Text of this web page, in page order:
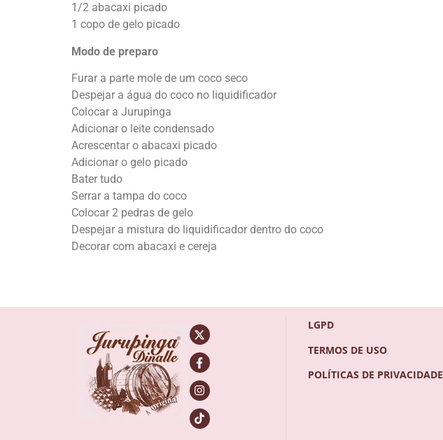
1/2 abacaxi picado
1 copo de gelo picado
Modo de preparo
Furar a parte mole de um coco seco
Despejar a água do coco no liquidificador
Colocar a Jurupinga
Adicionar o leite condensado
Acrescentar o abacaxi picado
Adicionar o gelo picado
Bater tudo
Serrar a tampa do coco
Colocar 2 pedras de gelo
Despejar a mistura do liquidificador dentro do coco
Decorar com abacaxi e cereja
LGPD
TERMOS DE USO
POLÍTICAS DE PRIVACIDADE